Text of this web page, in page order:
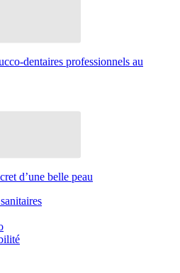
dentaires professionnels au
d’une belle peau